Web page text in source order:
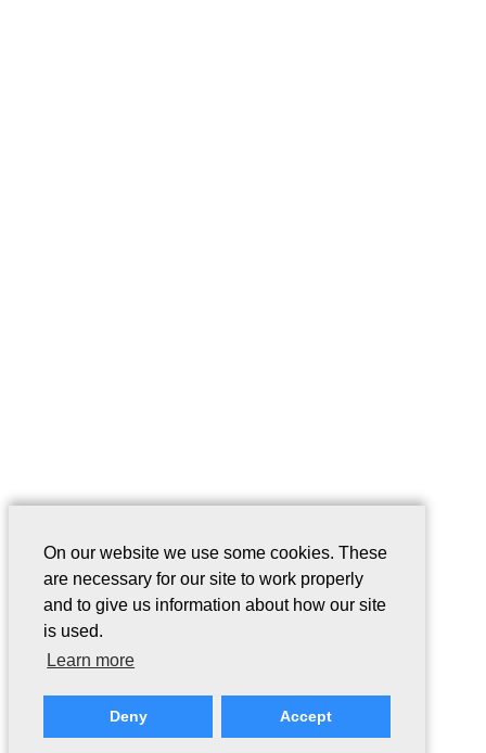
On our website we use some cookies. These
are necessary for our site to work properly
and to give us information about how our site
is used.
Learn more
Deny Accept